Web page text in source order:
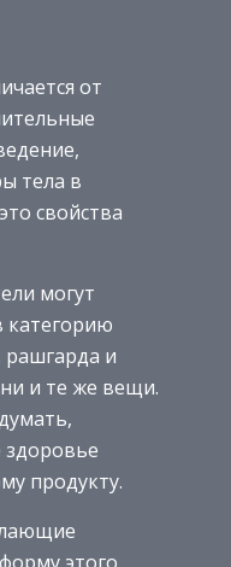
от
тела в
свойства
могут
категорию
и
и те же вещи.
здоровье
продукту.